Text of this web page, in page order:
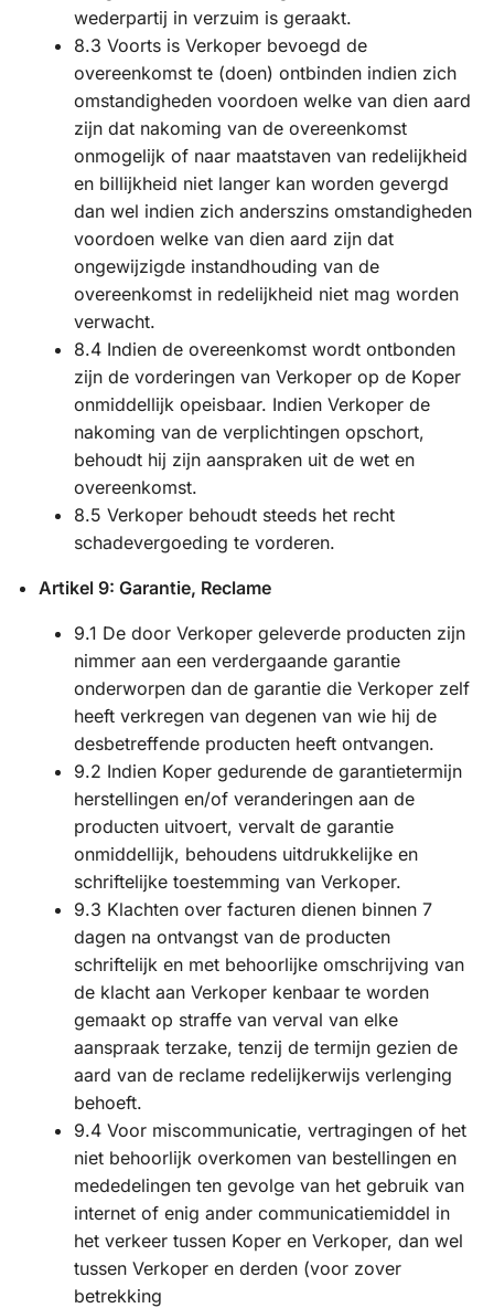
wederpartij in verzuim is geraakt.
8.3 Voorts is Verkoper bevoegd de
overeenkomst te (doen) ontbinden indien zich
omstandigheden voordoen welke van dien aard
zijn dat nakoming van de overeenkomst
onmogelijk of naar maatstaven van redelijkheid
en billijkheid niet langer kan worden gevergd
dan wel indien zich anderszins omstandigheden
voordoen welke van dien aard zijn dat
ongewijzigde instandhouding van de
overeenkomst in redelijkheid niet mag worden
verwacht.
8.4 Indien de overeenkomst wordt ontbonden
zijn de vorderingen van Verkoper op de Koper
onmiddellijk opeisbaar. Indien Verkoper de
nakoming van de verplichtingen opschort,
behoudt hij zijn aanspraken uit de wet en
overeenkomst.
8.5 Verkoper behoudt steeds het recht
schadevergoeding te vorderen.
Artikel 9: Garantie, Reclame
9.1 De door Verkoper geleverde producten zijn
nimmer aan een verdergaande garantie
onderworpen dan de garantie die Verkoper zelf
heeft verkregen van degenen van wie hij de
desbetreffende producten heeft ontvangen.
9.2 Indien Koper gedurende de garantietermijn
herstellingen en/of veranderingen aan de
producten uitvoert, vervalt de garantie
onmiddellijk, behoudens uitdrukkelijke en
schriftelijke toestemming van Verkoper.
9.3 Klachten over facturen dienen binnen 7
dagen na ontvangst van de producten
schriftelijk en met behoorlijke omschrijving van
de klacht aan Verkoper kenbaar te worden
gemaakt op straffe van verval van elke
aanspraak terzake, tenzij de termijn gezien de
aard van de reclame redelijkerwijs verlenging
behoeft.
9.4 Voor miscommunicatie, vertragingen of het
niet behoorlijk overkomen van bestellingen en
mededelingen ten gevolge van het gebruik van
internet of enig ander communicatiemiddel in
het verkeer tussen Koper en Verkoper, dan wel
tussen Verkoper en derden (voor zover
betrekking